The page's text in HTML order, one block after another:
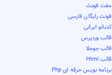
مفت فونٹ
فونت رایگان فارسی
کدبانو ایرانی
قالب وردپرس
قالب جوملا
قالب Html
برنامه نویس حرفه ای Php